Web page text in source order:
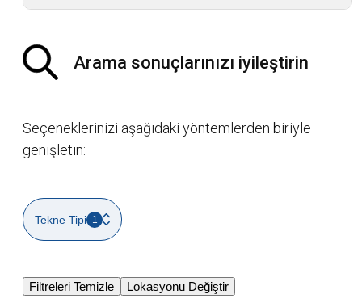
Arama sonuçlarınızı iyileştirin
Seçeneklerinizi aşağıdaki yöntemlerden biriyle
genişletin:
Tekne Tipi 1
Filtreleri Temizle Lokasyonu Değiştir